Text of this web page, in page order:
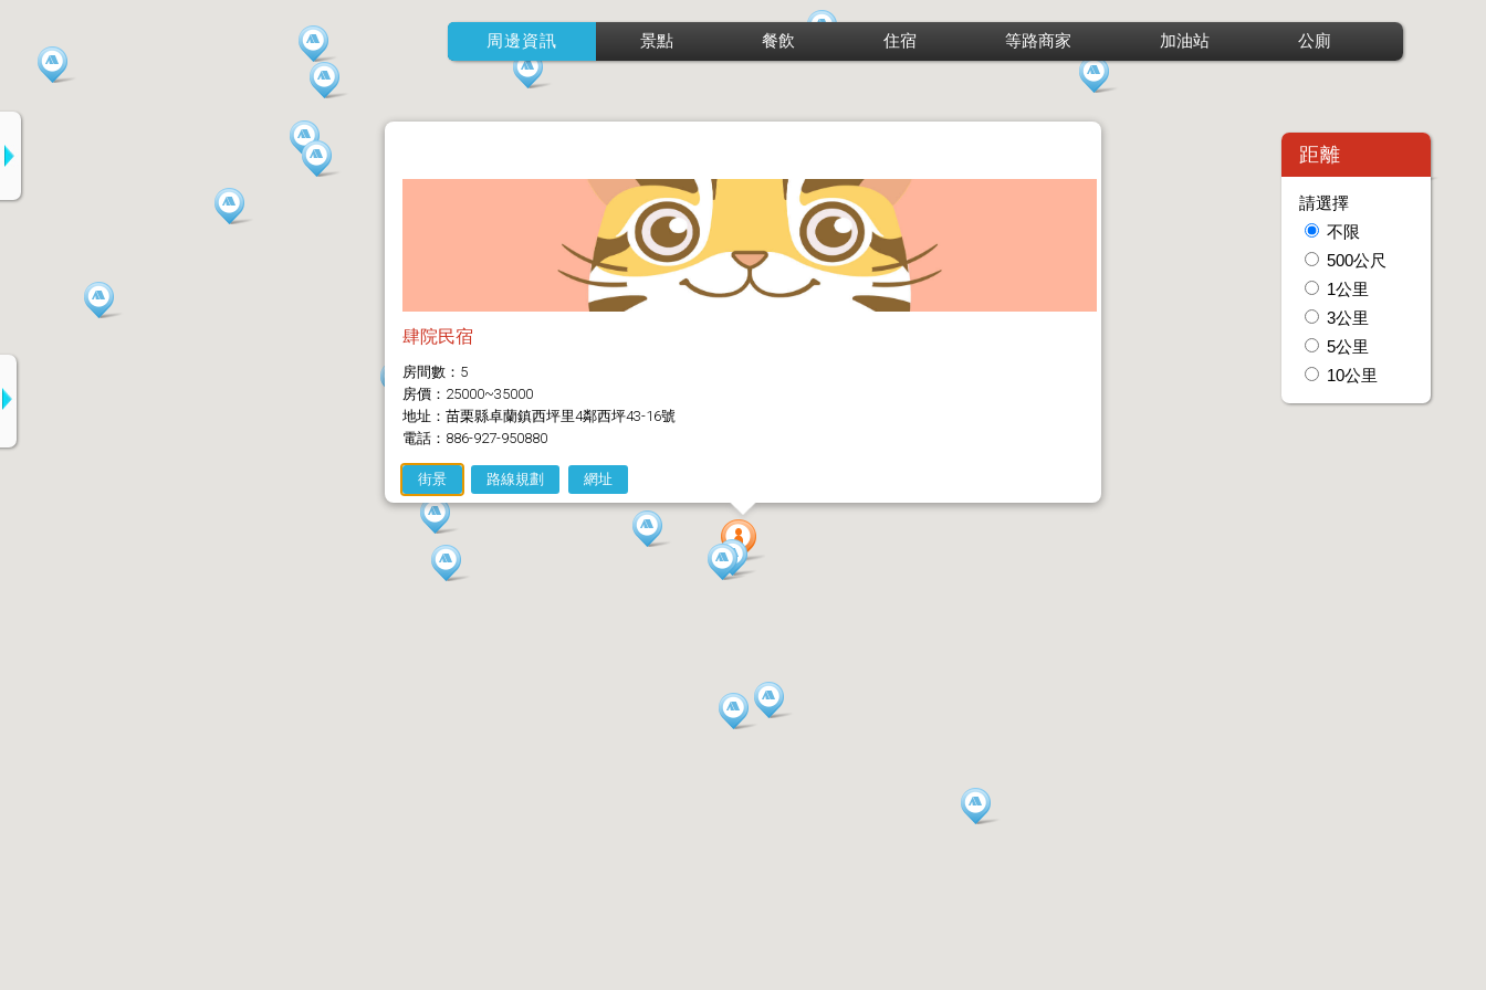
周邊資訊 景點 餐飲 住宿 等路商家 加油站 公廁
距離
請選擇
不限
500公尺
1公里
3公里
5公里
10公里
肆院民宿
房間數：5
房價：25000~35000
地址：苗栗縣卓蘭鎮西坪里4鄰西坪43-16號
電話：886-927-950880
街景 路線規劃 網址